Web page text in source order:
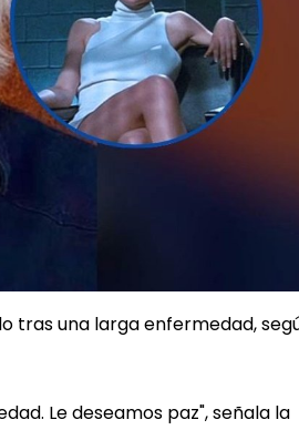
tras una larga enfermedad,
Le deseamos paz", señala la